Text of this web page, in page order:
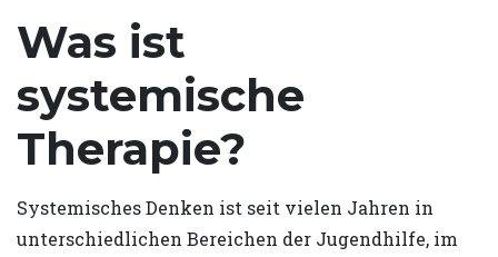
Was ist
systemische
Therapie?
Systemisches Denken ist seit vielen Jahren in
unterschiedlichen Bereichen der Jugendhilfe, im